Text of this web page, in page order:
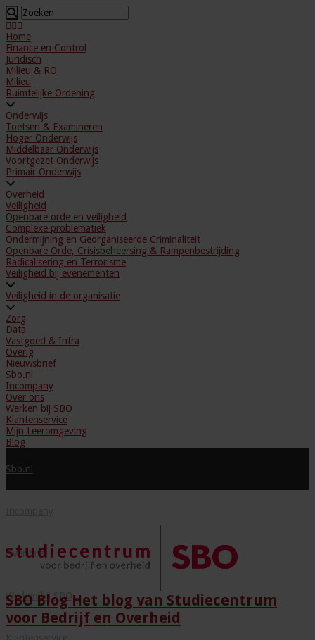
Home
Finance en Control
Juridisch
Milieu & RO
Milieu
Ruimtelijke Ordening
Onderwijs
Toetsen & Examineren
Hoger Onderwijs
Middelbaar Onderwijs
Voortgezet Onderwijs
Primair Onderwijs
Overheid
Veiligheid
Openbare orde en veiligheid
Complexe problematiek
Ondermijning en Georganiseerde Criminaliteit
Openbare Orde, Crisisbeheersing & Rampenbestrijding
Radicalisering en Terrorisme
Veiligheid bij evenementen
Veiligheid in de organisatie
Zorg
Data
Vastgoed & Infra
Overig
Nieuwsbrief
Sbo.nl
Incompany
Over ons
Werken bij SBO
Klantenservice
Mijn Leeromgeving
Blog
Sbo.nl
Over ons
Werken bij SBO
SBO Blog Het blog van Studiecentrum
voor Bedrijf en Overheid